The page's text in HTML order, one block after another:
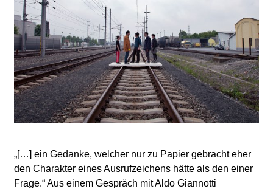
a
b
o
„[…] ein Gedanke, welcher nur zu Papier gebracht eher
den Charakter eines Ausrufzeichens hätte als den einer
Frage.“ Aus einem Gespräch mit Aldo Giannotti